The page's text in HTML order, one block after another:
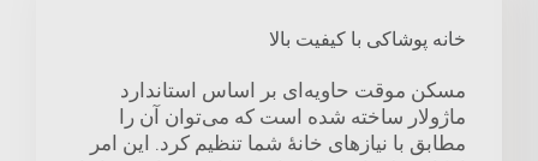
خانه پوشاکی با کیفیت بالا
مسکن موقت حاویه‌ای بر اساس استاندارد
ماژولار ساخته شده است که می‌توان آن را
مطابق با نیازهای خانهٔ شما تنظیم کرد. این امر